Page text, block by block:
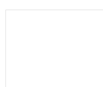
Saltar
Saltar
Saltar